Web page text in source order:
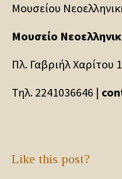
Μουσείου
Μουσείο
Πλ. Γαβριήλ Χαρίτου
Τηλ. 2241036646 |
Like this post?